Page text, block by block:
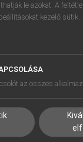
SÚGÓ
RÓLUNK
SÜTI
le azokat. A
kezelő sütik.
az összes